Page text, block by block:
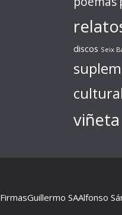
discos Seix
viñeta
FirmasGuillermo SAAlfonso